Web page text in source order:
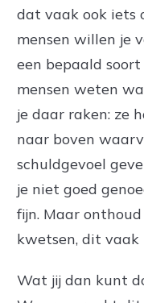
dat vaak ook iets
mensen willen je
een bepaald
mensen weten
je daar raken: ze
naar boven
schuldgevoel
je niet goed
fijn. Maar
kwetsen, dit
Wat jij dan kunt